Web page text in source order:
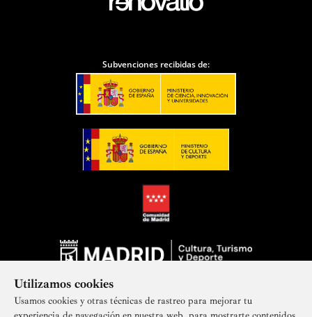
Utilizamos cookies
Usamos cookies y otras técnicas de rastreo para mejorar tu
Subvenciones recibidas de: